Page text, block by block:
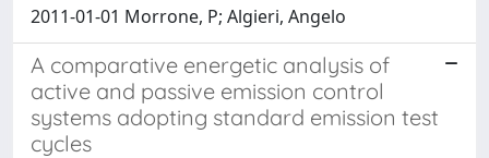
2011-01-01 Morrone, P; Algieri, Angelo
A comparative energetic analysis of
active and passive emission control
systems adopting standard emission test
cycles